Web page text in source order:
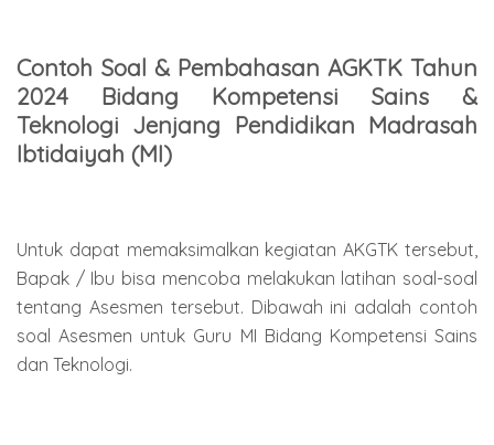
Contoh Soal & Pembahasan AGKTK Tahun
2024 Bidang Kompetensi Sains &
Teknologi Jenjang Pendidikan Madrasah
Ibtidaiyah (MI)
Untuk dapat memaksimalkan kegiatan AKGTK tersebut,
Bapak / Ibu bisa mencoba melakukan latihan soal-soal
tentang Asesmen tersebut. Dibawah ini adalah contoh
soal Asesmen untuk Guru MI Bidang Kompetensi Sains
dan Teknologi.